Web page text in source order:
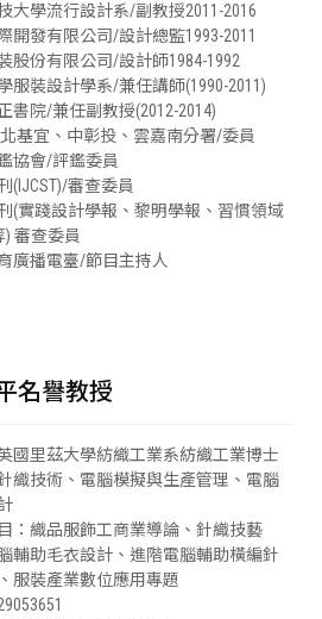
大學流行設計系/副教授2011-2016
開發有限公司/設計總監1993-2011
股份有限公司/設計師1984-1992
服裝設計學系/兼任講師(1990-2011)
書院/兼任副教授(2012-2014)
基宜、中彰投、雲嘉南分署/委員
協會/評鑑委員
(IJCST)/審查委員
(實踐設計學報、黎明學報、習慣領域
審查委員
廣播電臺/節目主持人
名譽教授
國里茲大學紡織工業系紡織工業博士
織技術、電腦模擬與生產管理、電腦
：織品服飾工商業導論、針織技藝
輔助毛衣設計、進階電腦輔助橫編針
服裝產業數位應用專題